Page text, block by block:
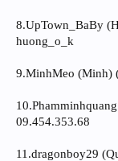
8.UpTown_BaBy
huong_o_k
9.MinhMeo (Minh)
09.454.353.68
11.dragonboy29